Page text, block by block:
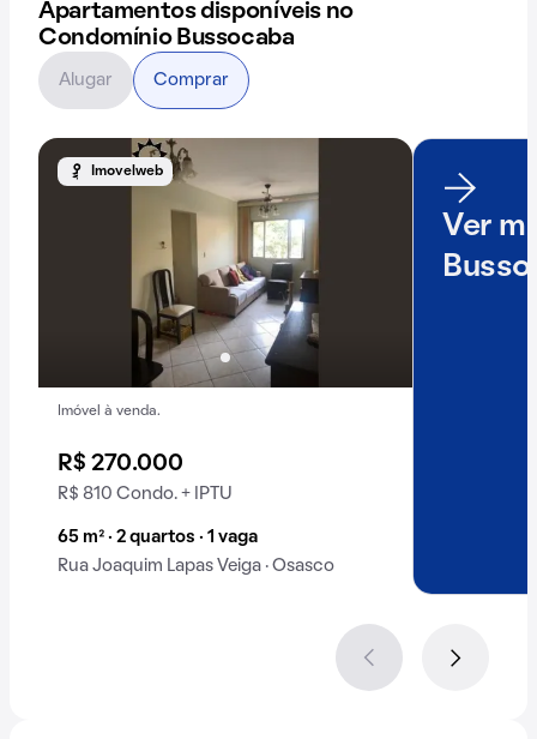
Apartamentos disponíveis no
Condomínio Bussocaba
Imovelweb
Imóvel à venda.
R$ 270.000
R$ 810 Condo. + IPTU
65 m² · 2 quartos · 1 vaga
Rua Joaquim Lapas Veiga · Osasco
Ver
Alugar Comprar